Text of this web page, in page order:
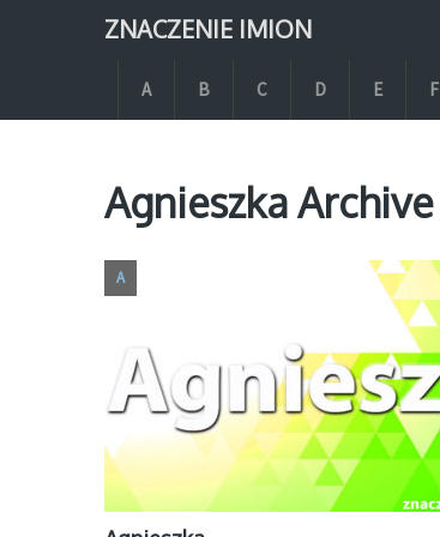
ZNACZENIE IMION
A B C D E F
Agnieszka Archive
A